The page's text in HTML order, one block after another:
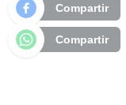
Compartir
Compartir